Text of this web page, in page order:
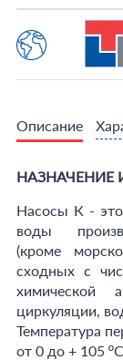
Описание
НАЗНАЧЕНИЕ
Насосы К - это
воды
(кроме
сходных с
химической
циркуляции,
Температура
от 0 до + 105